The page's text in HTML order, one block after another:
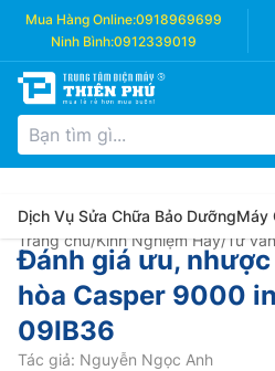
Mua Hàng Online:0918969699
Ninh Bình:0912339019
Dịch Vụ Sửa Chữa Bảo DưỡngMáy
Trang chủ/Kinh Nghiệm Hay/Tư
Đánh giá ưu,
hòa Casper 9000
09IB36
Tác giả: Nguyễn Ngọc Anh